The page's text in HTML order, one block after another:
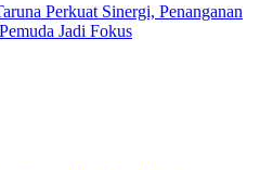
Perkuat Sinergi, Penanganan
Jadi Fokus